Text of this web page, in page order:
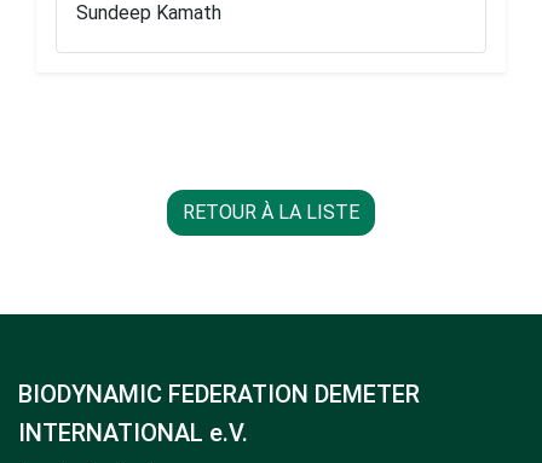
Sundeep Kamath
RETOUR À LA LISTE
BIODYNAMIC FEDERATION DEMETER
INTERNATIONAL e.V.